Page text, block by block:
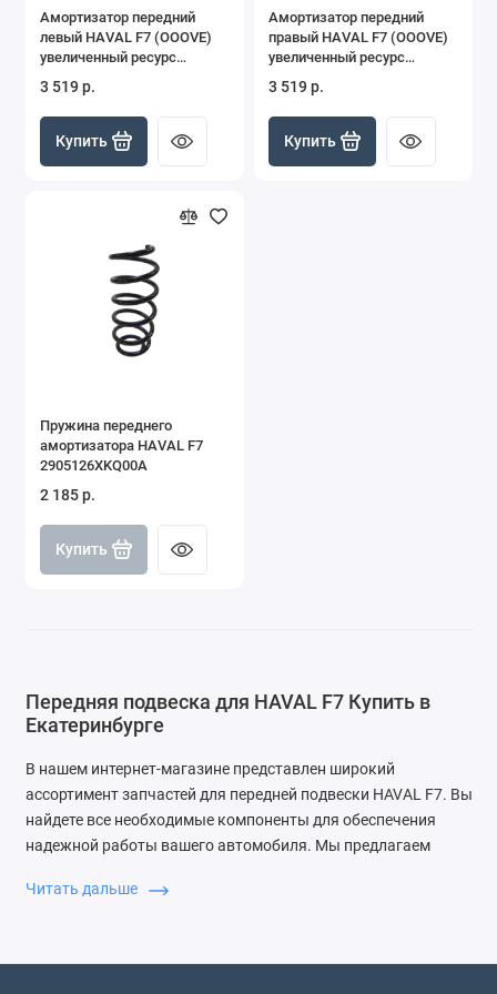
Амортизатор передний
левый HAVAL F7 (OOOVE)
увеличенный ресурс
3 519 р.
Купить
Амортизатор передний
правый HAVAL F7 (OOOVE)
увеличенный ресурс
3 519 р.
Купить
Пружина переднего
амортизатора HAVAL F7
2905126XKQ00A
2 185 р.
Купить
Передняя подвеска для HAVAL F7 Купить в
Екатеринбурге
В нашем интернет-магазине представлен широкий
ассортимент запчастей для передней подвески HAVAL F7. Вы
найдете все необходимые компоненты для обеспечения
надежной работы вашего автомобиля. Мы предлагаем
доставкой.
Читать дальше